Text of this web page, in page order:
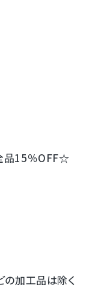
品15％OFF☆
加工品は除く